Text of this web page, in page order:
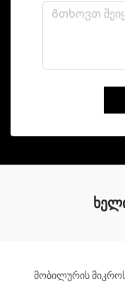
მობილურის